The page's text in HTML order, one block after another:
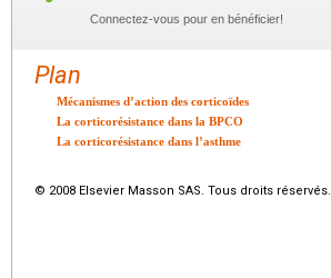
Connectez-vous pour en bénéficier!
Plan
Mécanismes d’action des corticoïdes
La corticorésistance dans la BPCO
La corticorésistance dans l’asthme
© 2008 Elsevier Masson SAS. Tous droits réservés.